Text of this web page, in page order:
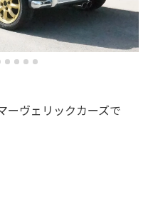
ーヴェリックカーズで